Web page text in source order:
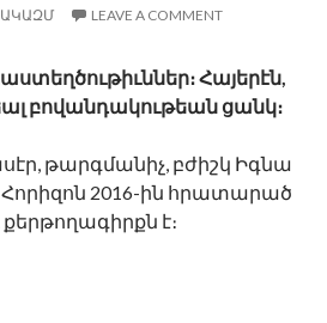
LEAVE A COMMENT
Հայերէն,
բովանդակութեան ցանկ։
թարգմանիչ, բժիշկ Իգնա
2016-ին հրատարած
է։
Սարըասլան, Դէպի հորիզոն։